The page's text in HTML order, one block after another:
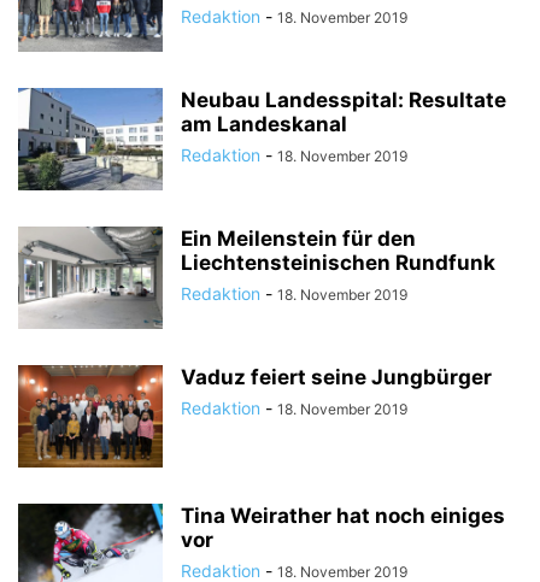
Redaktion - 18. November 2019
Neubau Landesspital: Resultate
am Landeskanal
Redaktion - 18. November 2019
Ein Meilenstein für den
Liechtensteinischen Rundfunk
Redaktion - 18. November 2019
Vaduz feiert seine Jungbürger
Redaktion - 18. November 2019
Tina Weirather hat noch einiges
vor
Redaktion - 18. November 2019